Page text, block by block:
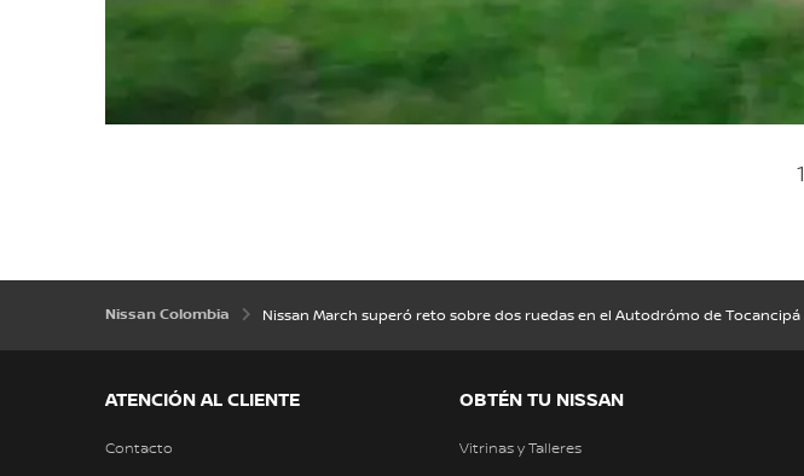
1
Nissan Colombia Nissan March superó reto sobre dos ruedas en el Autodrómo de Tocancipá
ATENCIÓN AL CLIENTE
Contacto
OBTÉN TU NISSAN
Vitrinas y Talleres